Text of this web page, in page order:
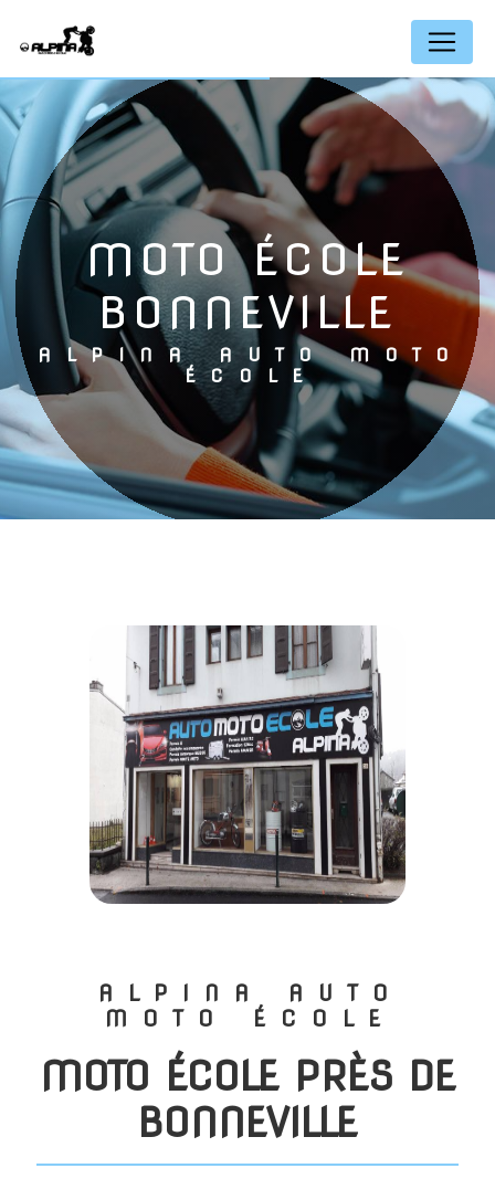
MOTO ÉCOLE
BONNEVILLE
ALPINA AUTO MOTO
ÉCOLE
ALPINA AUTO
MOTO ÉCOLE
MOTO ÉCOLE PRÈS DE
BONNEVILLE